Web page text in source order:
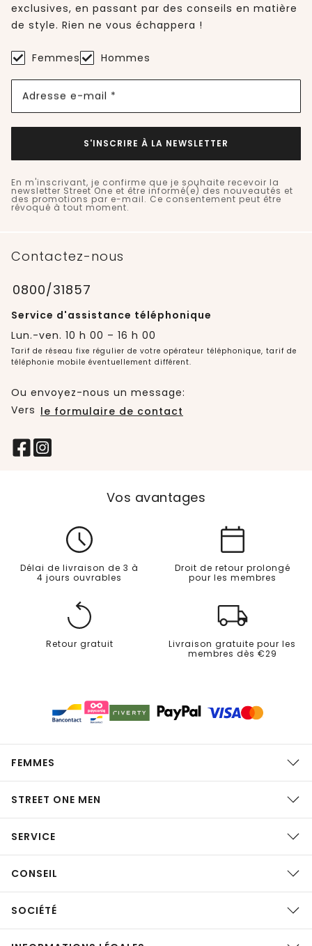
exclusives, en passant par des conseils en matière
de style. Rien ne vous échappera !
Femmes Hommes
Adresse e-mail *
S'INSCRIRE À LA NEWSLETTER
En m'inscrivant, je confirme que je souhaite recevoir la
newsletter Street One et être informé(e) des nouveautés et
des promotions par e-mail. Ce consentement peut être
révoqué à tout moment.
Contactez-nous
0800/31857
Service d'assistance téléphonique
Lun.-ven. 10 h 00 – 16 h 00
Tarif de réseau fixe régulier de votre opérateur téléphonique, tarif de
téléphonie mobile éventuellement différent.
Ou envoyez-nous un message:
Vers le formulaire de contact
Vos avantages
Délai de livraison de 3 à
4 jours ouvrables
Droit de retour prolongé
pour les membres
Retour gratuit
Livraison gratuite pour les
membres dès €29
FEMMES
STREET ONE MEN
SERVICE
CONSEIL
SOCIÉTÉ